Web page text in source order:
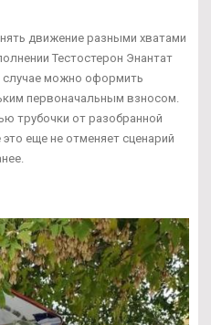
движение разными хватами
Тестостерон Энантат
случае можно оформить
первоначальным взносом.
трубочки от разобранной
еще не отменяет сценарий